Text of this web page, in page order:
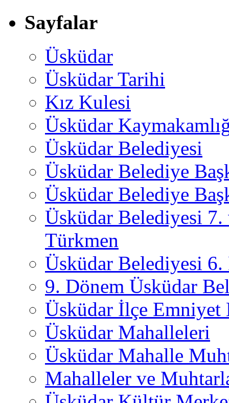
Sayfalar
Üsküdar
Üsküdar Tarihi
Kız Kulesi
Üsküdar
Üsküdar Belediyesi
Üsküdar Belediye
Üsküdar Belediye
Üsküdar Belediyesi
Türkmen
Üsküdar Belediyesi 6.
9. Dönem Üsküdar
Üsküdar İlçe
Üsküdar Mahalleleri
Üsküdar Mahalle
Mahalleler ve